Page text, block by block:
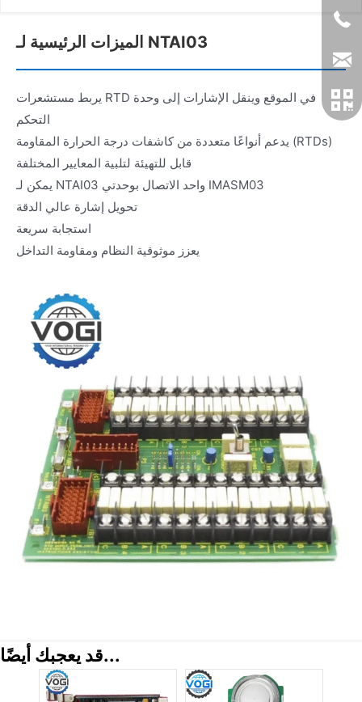
الميزات الرئيسية لـ NTAI03
يربط مستشعرات RTD في الموقع وينقل الإشارات إلى وحدة
التحكم
يدعم أنواعًا متعددة من كاشفات درجة الحرارة المقاومة (RTDs)
قابل للتهيئة لتلبية المعايير المختلفة
يمكن لـ NTAI03 واحد الاتصال بوحدتي IMASM03
تحويل إشارة عالي الدقة
استجابة سريعة
يعزز موثوقية النظام ومقاومة التداخل
قد يعجبك أيضًا...